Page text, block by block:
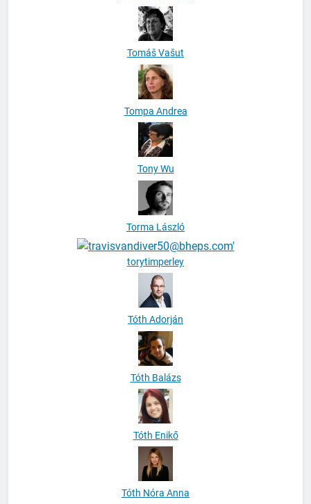
Tomáš Vašut
Tompa Andrea
Tony Wu
Torma László
torytimperley
Tóth Adorján
Tóth Balázs
Tóth Enikő
Tóth Nóra Anna